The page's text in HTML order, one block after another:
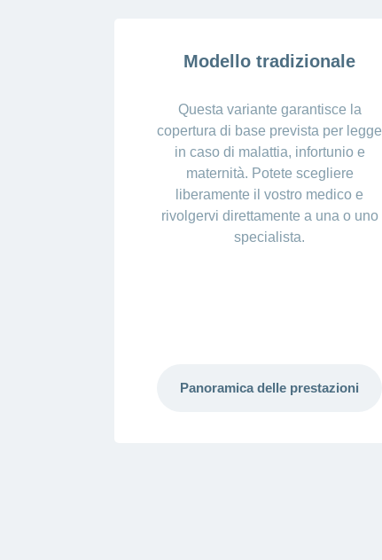
Modello tradizionale
Questa variante garantisce la
copertura di base prevista per legge
in caso di malattia, infortunio e
maternità. Potete scegliere
liberamente il vostro medico e
rivolgervi direttamente a una o uno
specialista.
Panoramica delle prestazioni